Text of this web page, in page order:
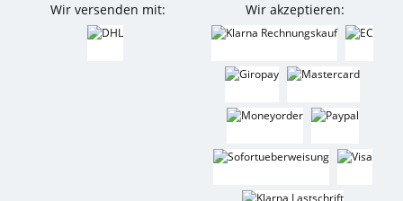
Wir versenden mit: Wir akzeptieren: